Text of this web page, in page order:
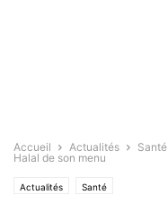
Accueil Actualités Santé
Halal de son menu
Actualités Santé